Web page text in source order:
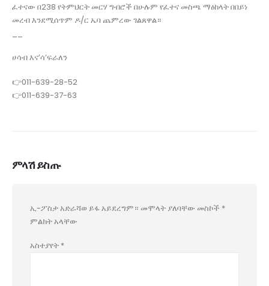
ፈተናው በ238 የትምህርት መርሃ ግብሮች በሁሉም የፈተና መስጫ ማዕከላት በበይነ
መረብ እንደሚሰጥም ዶ/ር ኤባ ጨምረው ገልጸዋል።
ሀሳብ እና’ሳ’ፍራለን
👉011-639-28-52
👉011-639-37-63
ምላሽ ይስጡ
ኢ-ፖስታ አድራሻወ ይፋ አይደረግም። መሞላት ያለባቸው መስኮች *
ምልክት አላቸው
አስተያየት *